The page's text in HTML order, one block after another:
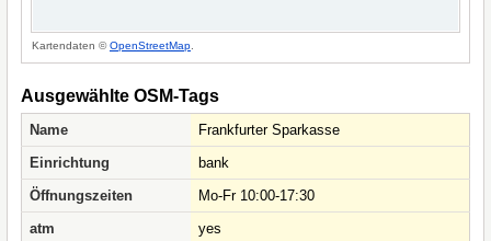
Kartendaten ©OpenStreetMap
Ausgewählte OSM-Tags
Name
Frankfurter Sparkasse
Einrichtung
bank
Öffnungszeiten
Mo-Fr 10:00-17:30
atm
yes